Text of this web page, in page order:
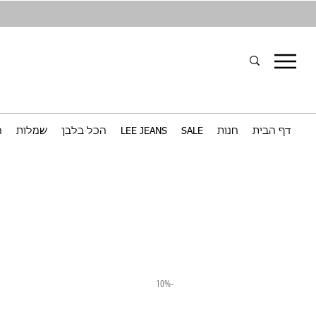
דף הבית חנות SALE
LEE JEANS הכל בלבן שמלות
-10%